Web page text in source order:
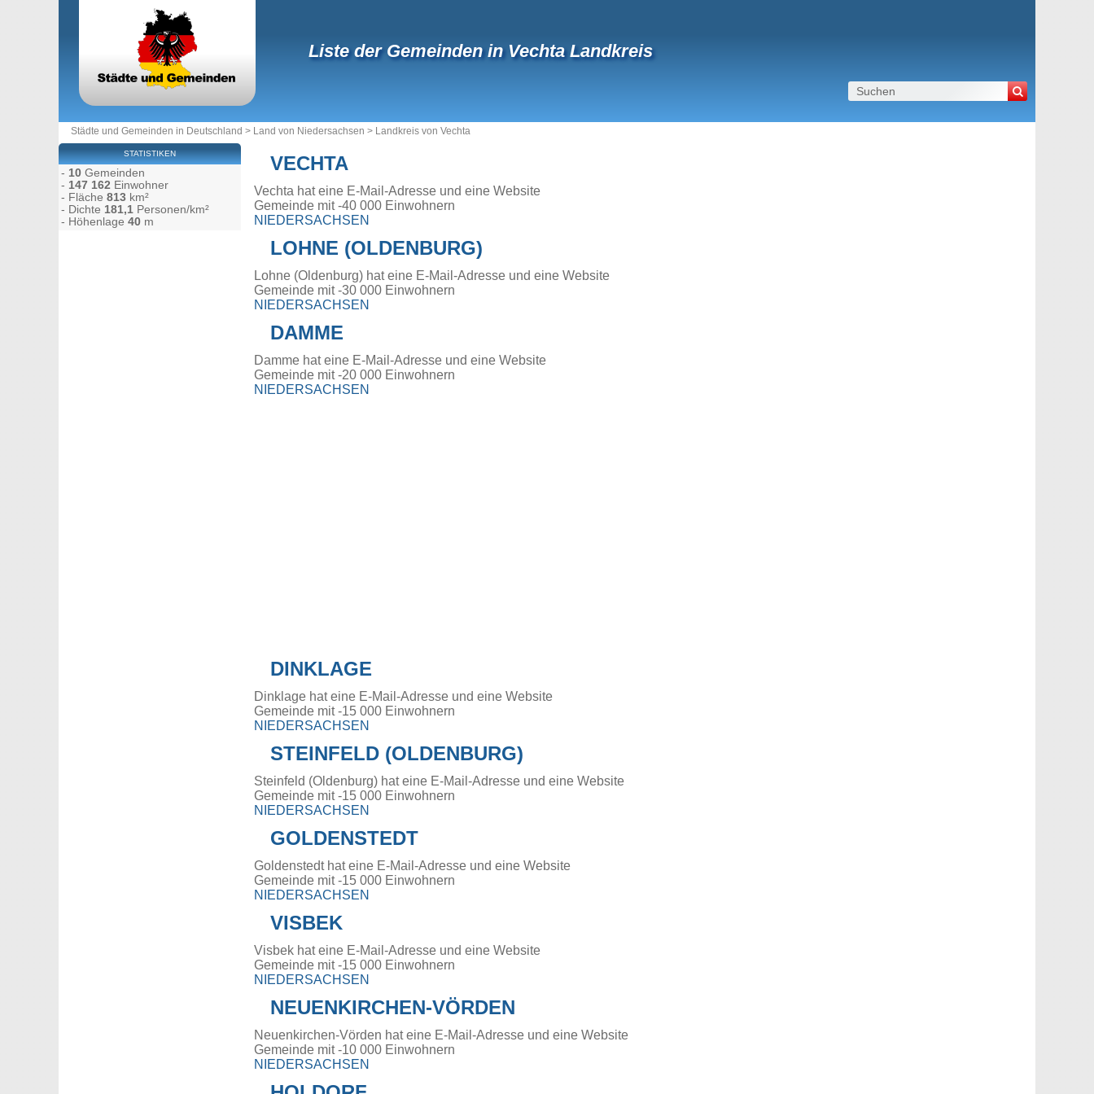
Liste der Gemeinden in Vechta Landkreis
Städte und Gemeinden in Deutschland > Land von Niedersachsen > Landkreis von Vechta
VECHTA
Vechta hat eine E-Mail-Adresse und eine Website
Gemeinde mit -40 000 Einwohnern
NIEDERSACHSEN
LOHNE (OLDENBURG)
Lohne (Oldenburg) hat eine E-Mail-Adresse und eine Website
Gemeinde mit -30 000 Einwohnern
NIEDERSACHSEN
DAMME
Damme hat eine E-Mail-Adresse und eine Website
Gemeinde mit -20 000 Einwohnern
NIEDERSACHSEN
DINKLAGE
Dinklage hat eine E-Mail-Adresse und eine Website
Gemeinde mit -15 000 Einwohnern
NIEDERSACHSEN
STEINFELD (OLDENBURG)
Steinfeld (Oldenburg) hat eine E-Mail-Adresse und eine Website
Gemeinde mit -15 000 Einwohnern
NIEDERSACHSEN
GOLDENSTEDT
Goldenstedt hat eine E-Mail-Adresse und eine Website
Gemeinde mit -15 000 Einwohnern
NIEDERSACHSEN
VISBEK
Visbek hat eine E-Mail-Adresse und eine Website
Gemeinde mit -15 000 Einwohnern
NIEDERSACHSEN
NEUENKIRCHEN-VÖRDEN
Neuenkirchen-Vörden hat eine E-Mail-Adresse und eine Website
Gemeinde mit -10 000 Einwohnern
NIEDERSACHSEN
STATISTIKEN
- 10 Gemeinden
- 147 162 Einwohner
- Fläche 813 km²
- Dichte 181,1 Personen/km²
- Höhenlage 40 m